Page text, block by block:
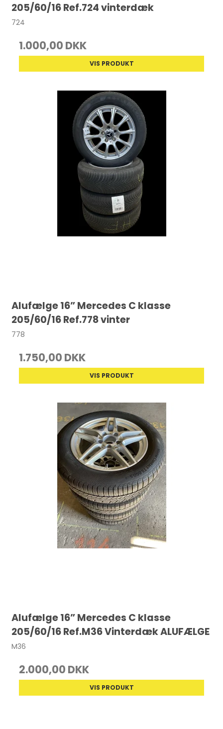
205/60/16 Ref.724 vinterdæk
724
1.000,00 DKK
VIS PRODUKT
Alufælge 16” Mercedes C klasse
205/60/16 Ref.778 vinter
778
1.750,00 DKK
VIS PRODUKT
Alufælge 16” Mercedes C klasse
205/60/16 Ref.M36 Vinterdæk ALUFÆLGE
M36
2.000,00 DKK
VIS PRODUKT